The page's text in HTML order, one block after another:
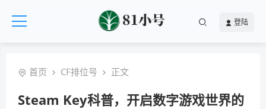
登陆
首页 CF排位号 正文
Steam Key科普，开启数字游戏世界的